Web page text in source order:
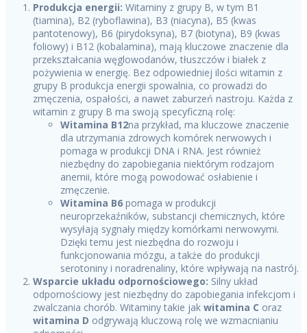
Produkcja energii: Witaminy z grupy B, w tym B1
(tiamina), B2 (ryboflawina), B3 (niacyna), B5 (kwas
pantotenowy), B6 (pirydoksyna), B7 (biotyna), B9 (kwas
foliowy) i B12 (kobalamina), mają kluczowe znaczenie dla
przekształcania węglowodanów, tłuszczów i białek z
pożywienia w energię. Bez odpowiedniej ilości witamin z
grupy B produkcja energii spowalnia, co prowadzi do
zmęczenia, ospałości, a nawet zaburzeń nastroju. Każda z
witamin z grupy B ma swoją specyficzną rolę:
Witamina B12na przykład, ma kluczowe znaczenie
dla utrzymania zdrowych komórek nerwowych i
pomaga w produkcji DNA i RNA. Jest również
niezbędny do zapobiegania niektórym rodzajom
anemii, które mogą powodować osłabienie i
zmęczenie.
Witamina B6 pomaga w produkcji
neuroprzekaźników, substancji chemicznych, które
wysyłają sygnały między komórkami nerwowymi.
Dzięki temu jest niezbędna do rozwoju i
funkcjonowania mózgu, a także do produkcji
serotoniny i noradrenaliny, które wpływają na nastrój.
Wsparcie układu odpornościowego: Silny układ
odpornościowy jest niezbędny do zapobiegania infekcjom i
zwalczania chorób. Witaminy takie jak witamina C oraz
witamina D odgrywają kluczową rolę we wzmacnianiu